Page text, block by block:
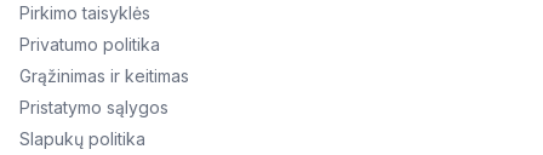
Pirkimo taisyklės
Privatumo politika
Grąžinimas ir keitimas
Pristatymo sąlygos
Slapukų politika